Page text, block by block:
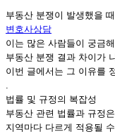
부동산 분쟁이 발생했을
변호사상담
이는 많은 사람들이 궁금
부동산 분쟁 결과 차이가
이번 글에서는 그 이유를
.
법률 및 규정의 복잡성
부동산 관련 법률과 규정
지역마다 다르게 적용될